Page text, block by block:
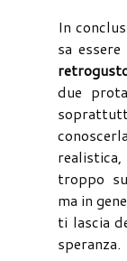
In
sa
due
troppo
ma in
ti lascia
speranza.